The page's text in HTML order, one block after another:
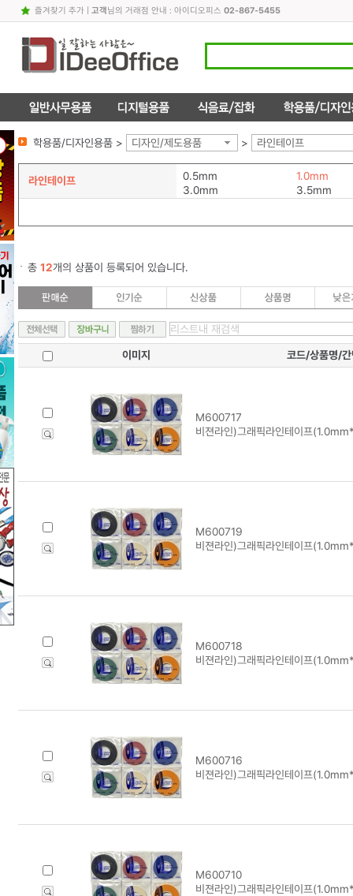
즐겨찾기 추가| 고객님의 거래점 안내 : 아이디오피스 02-867-5455
학용품/디자인용품 > 디자인/제도용품 > 라인테이프
라인테이프 0.5mm
1.0mm
3.0mm
3.5mm
총 12개의 상품이 등록되어 있습니다.
이미지 코드/상품명/간
M600717
비젼라인)그래픽라인테이프
M600719
비젼라인)그래픽라인테이프
M600718
비젼라인)그래픽라인테이프
M600716
비젼라인)그래픽라인테이프
M600710
비젼라인)그래픽라인테이프